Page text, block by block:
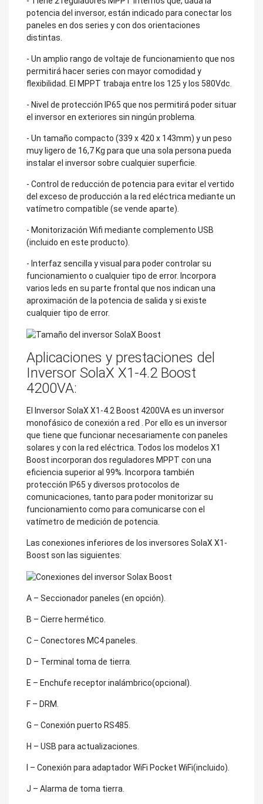
potencia del inversor, están indicado para conectar los
paneles en dos series y con dos orientaciones
distintas.
- Un amplio rango de voltaje de funcionamiento que nos
permitirá hacer series con mayor comodidad y
flexibilidad. El MPPT trabaja entre los 125 y los 580Vdc.
- Nivel de protección IP65 que nos permitirá poder situar
el inversor en exteriores sin ningún problema.
- Un tamaño compacto (339 x 420 x 143mm) y un peso
muy ligero de 16,7 Kg para que una sola persona pueda
instalar el inversor sobre cualquier superficie.
- Control de reducción de potencia para evitar el vertido
del exceso de producción a la red eléctrica mediante un
vatímetro compatible (se vende aparte).
- Monitorización Wifi mediante complemento USB
(incluido en este producto).
- Interfaz sencilla y visual para poder controlar su
funcionamiento o cualquier tipo de error. Incorpora
varios leds en su parte frontal que nos indican una
aproximación de la potencia de salida y si existe
cualquier tipo de error.
Aplicaciones y prestaciones del
Inversor SolaX X1-4.2 Boost
4200VA:
El Inversor SolaX X1-4.2 Boost 4200VA es un inversor
monofásico de conexión a red
. Por ello es un inversor
que tiene que funcionar necesariamente con paneles
solares y con la red eléctrica. Todos los modelos X1
Boost incorporan dos reguladores MPPT con una
eficiencia superior al 99%. Incorpora también
protección IP65 y diversos protocolos de
comunicaciones, tanto para poder monitorizar su
funcionamiento como para comunicarse con el
vatímetro de medición de potencia.
Las conexiones inferiores de los inversores SolaX X1-
Boost son las siguientes:
A – Seccionador paneles (en opción).
B – Cierre hermético.
C – Conectores MC4 paneles.
D – Terminal toma de tierra.
E – Enchufe receptor inalámbrico(opcional).
F – DRM.
G – Conexión puerto RS485.
H – USB para actualizaciones.
I – Conexión para adaptador WiFi Pocket WiFi(incluido).
J – Alarma de toma tierra.